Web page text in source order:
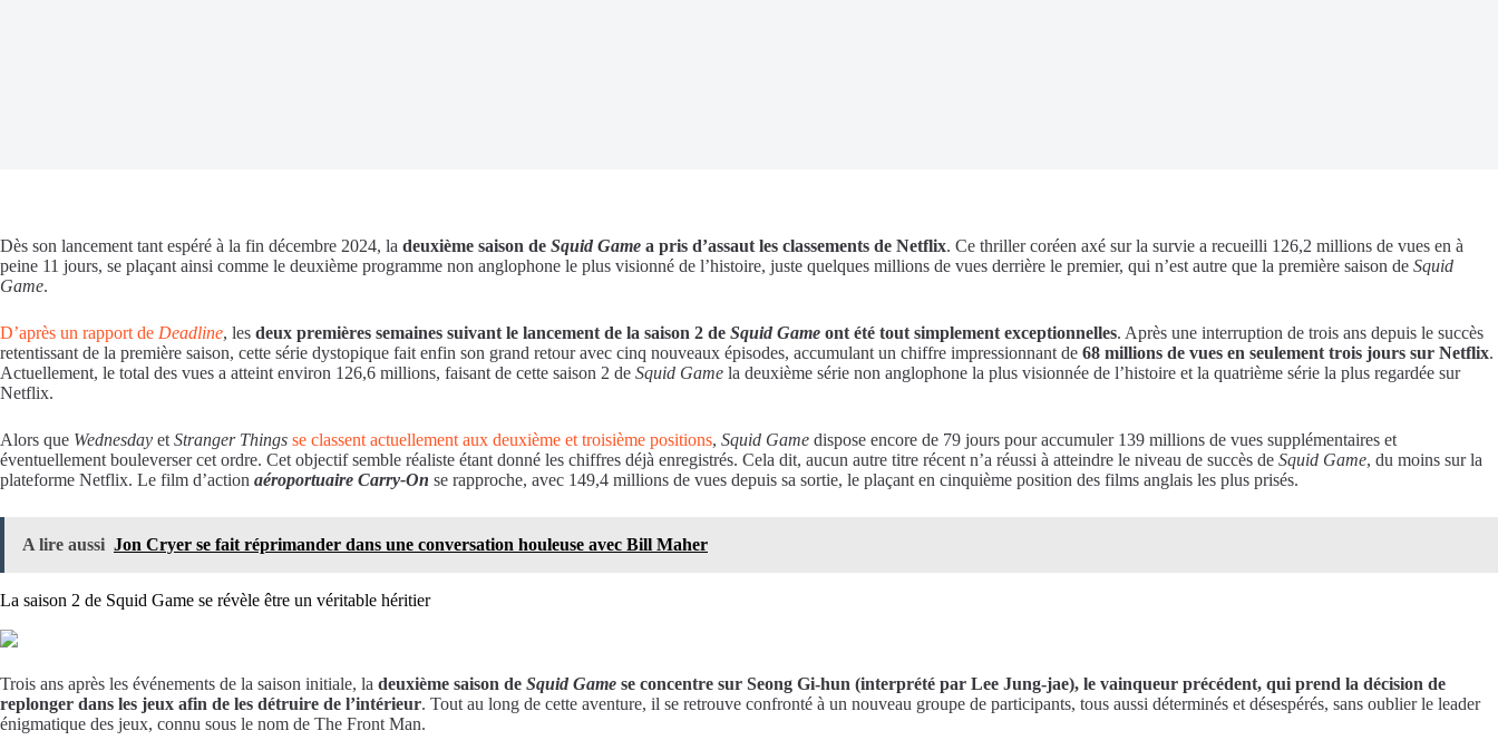
Dès son lancement tant espéré à la fin décembre 2024, la deuxième saison de Squid Game a pris d’assaut les classements de Netflix. Ce thriller coréen axé sur la survie a recueilli 126,2 millions de vues en à
peine 11 jours, se plaçant ainsi comme le deuxième programme non anglophone le plus visionné de l’histoire, juste quelques millions de vues derrière le premier, qui n’est autre que la première saison de Squid
Game.
D’après un rapport de Deadline, les deux premières semaines suivant le lancement de la saison 2 de Squid Game ont été tout simplement exceptionnelles. Après une interruption de trois ans depuis le succès
retentissant de la première saison, cette série dystopique fait enfin son grand retour avec cinq nouveaux épisodes, accumulant un chiffre impressionnant de 68 millions de vues en seulement trois jours sur Netflix.
Actuellement, le total des vues a atteint environ 126,6 millions, faisant de cette saison 2 de Squid Game la deuxième série non anglophone la plus visionnée de l’histoire et la quatrième série la plus regardée sur
Netflix.
Alors que Wednesday et Stranger Things se classent actuellement aux deuxième et troisième positions, Squid Game dispose encore de 79 jours pour accumuler 139 millions de vues supplémentaires et
éventuellement bouleverser cet ordre. Cet objectif semble réaliste étant donné les chiffres déjà enregistrés. Cela dit, aucun autre titre récent n’a réussi à atteindre le niveau de succès de Squid Game, du moins sur la
plateforme Netflix. Le film d’action aéroportuaire Carry-On se rapproche, avec 149,4 millions de vues depuis sa sortie, le plaçant en cinquième position des films anglais les plus prisés.
A lire aussi Jon Cryer se fait réprimander dans une conversation houleuse avec Bill Maher
La saison 2 de Squid Game se révèle être un véritable héritier
Trois ans après les événements de la saison initiale, la deuxième saison de Squid Game se concentre sur Seong Gi-hun (interprété par Lee Jung-jae), le vainqueur précédent, qui prend la décision de
replonger dans les jeux afin de les détruire de l’intérieur. Tout au long de cette aventure, il se retrouve confronté à un nouveau groupe de participants, tous aussi déterminés et désespérés, sans oublier le leader
énigmatique des jeux, connu sous le nom de The Front Man.